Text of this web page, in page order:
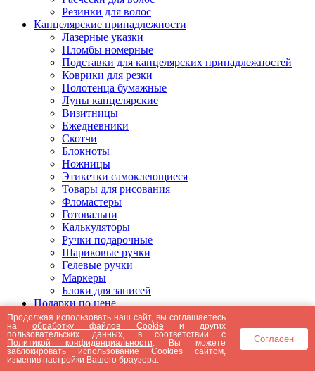
Резинки для волос
Канцелярские принадлежности
Лазерные указки
Пломбы номерные
Подставки для канцелярских принадлежностей
Коврики для резки
Полотенца бумажные
Лупы канцелярские
Визитницы
Ежедневники
Скотчи
Блокноты
Ножницы
Этикетки самоклеющиеся
Товары для рисования
Фломастеры
Готовальни
Калькуляторы
Ручки подарочные
Шариковые ручки
Гелевые ручки
Маркеры
Блоки для записей
Подарки по цене
Подарки от 5000 рублей
Подарки до 5000 рублей
Подарки до 3000 рублей
Подарки до 2000 рублей
Подарки до 1000 рублей
Продолжая использовать наш сайт, вы соглашаетесь
наобработку файлов Cookie и других
пользовательских данных, в соответствии с
Политикой конфиденциальности . Вы можете
заблокировать использование Cookies сайтом,
изменив настройки Вашего браузера.
Согласен